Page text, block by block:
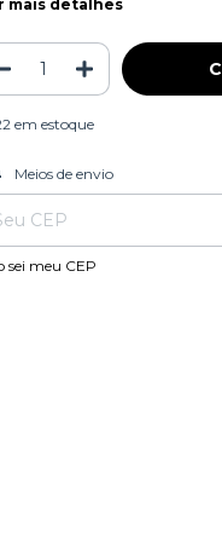
mais detalhes
em estoque
para o CEP:
Meios de envio
sei meu CEP